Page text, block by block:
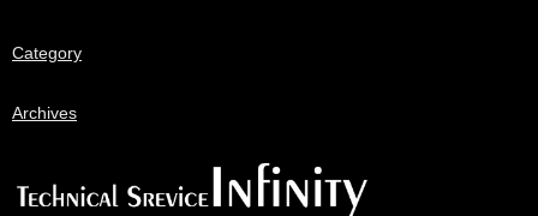
2026年2月
2025年11月
Category
Archives